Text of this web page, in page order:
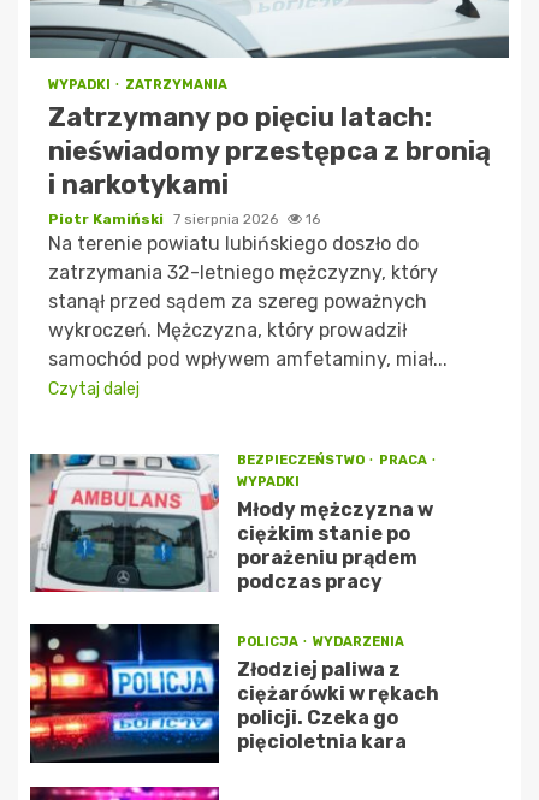
WYPADKI ZATRZYMANIA
Zatrzymany po pięciu latach:
nieświadomy przestępca z bronią
i narkotykami
Piotr Kamiński 7 sierpnia 2026 16
Na terenie powiatu lubińskiego doszło do
zatrzymania 32-letniego mężczyzny, który
stanął przed sądem za szereg poważnych
wykroczeń. Mężczyzna, który prowadził
samochód pod wpływem amfetaminy, miał...
Czytaj dalej
BEZPIECZEŃSTWO
PRACA
WYPADKI
Młody mężczyzna w
ciężkim stanie po
porażeniu prądem
podczas pracy
POLICJA WYDARZENIA
Złodziej paliwa z
ciężarówki w rękach
policji. Czeka go
pięcioletnia kara